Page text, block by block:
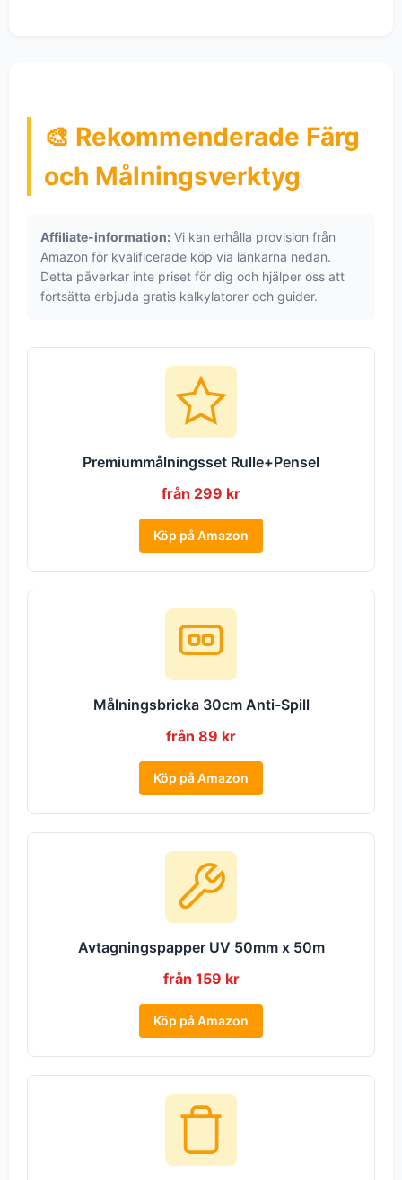
🎨 Rekommenderade Färg
och Målningsverktyg
Affiliate-information: Vi kan erhålla provision från
Amazon för kvalificerade köp via länkarna nedan.
Detta påverkar inte priset för dig och hjälper oss att
fortsätta erbjuda gratis kalkylatorer och guider.
Premiummålningsset Rulle+Pensel
från 299 kr
Köp på Amazon
Målningsbricka 30cm Anti-Spill
från 89 kr
Köp på Amazon
Avtagningspapper UV 50mm x 50m
från 159 kr
Köp på Amazon